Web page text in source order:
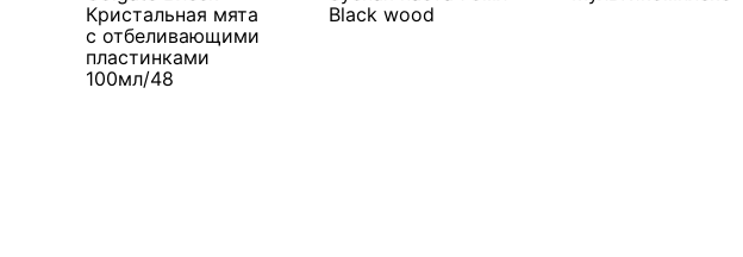
Кристальная мята
с отбеливающими
пластинками
100мл/48
Black wood